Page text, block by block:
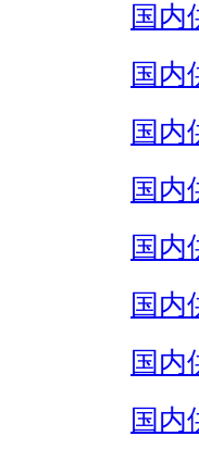
国内
国内
国内
国内
国内
国内
国内
国内